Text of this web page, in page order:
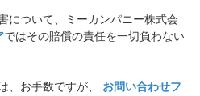
について、ミーカンパニー株式会
ではその賠償の責任を一切負わない
、お手数ですが、 お問い合わせフ